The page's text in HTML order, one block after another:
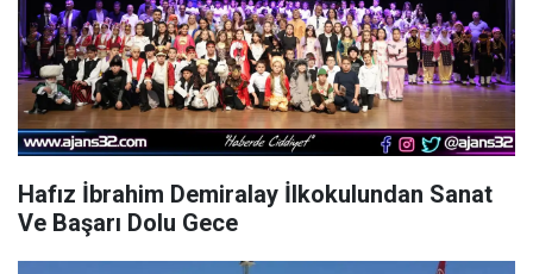
Hafız İbrahim Demiralay İlkokulundan Sanat
Ve Başarı Dolu Gece